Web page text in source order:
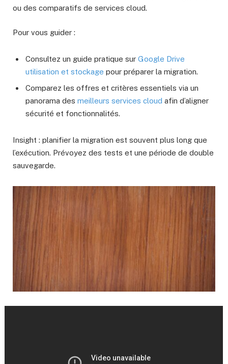
ou des comparatifs de services cloud.
Pour vous guider :
Consultez un guide pratique sur Google Drive
utilisation et stockage pour préparer la migration.
Comparez les offres et critères essentiels via un
panorama des meilleurs services cloud afin d’aligner
sécurité et fonctionnalités.
Insight : planifier la migration est souvent plus long que
l’exécution. Prévoyez des tests et une période de double
sauvegarde.